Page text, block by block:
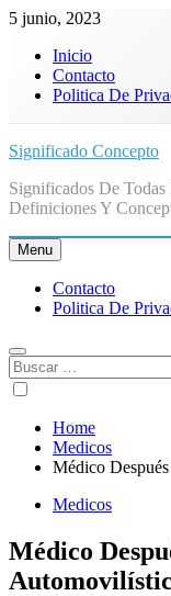
Skip
content
5 junio, 2023
Inicio
Contacto
Politica De
Significado Concepto
Significados De
Definiciones Y
Menu
Contacto
Politica De
Buscar:
Home
Medicos
Médico
Medicos
Médico